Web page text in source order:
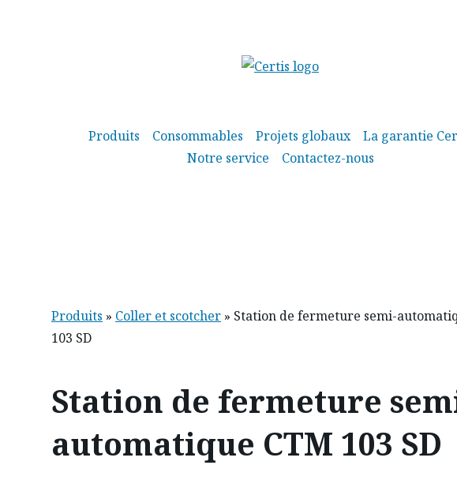
Produits Consommables Projets globaux
La garantie
Notre service
Contactez-nous
Produits » Coller et scotcher » Station de fermeture semi-
103 SD
Station de fermeture
automatique CTM 103 SD